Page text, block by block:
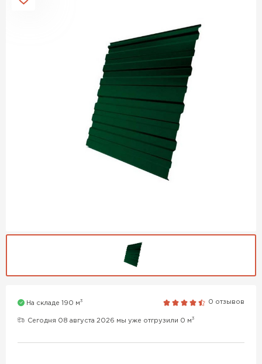
На складе 190 м3 0 отзывов
Сегодня 08 августа 2026 мы уже отгрузили 0 м3